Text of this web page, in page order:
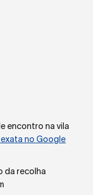
encontro na vila
no Google
da recolha